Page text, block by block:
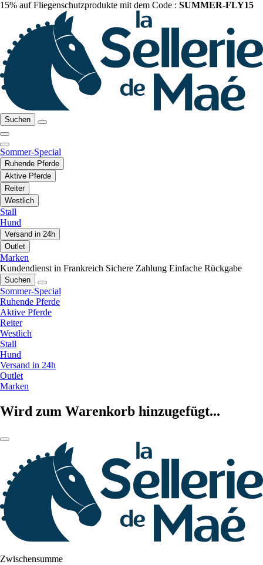
15% auf Fliegenschutzprodukte mit dem Code : SUMMER-FLY15
Suchen
Sommer-Special
Ruhende Pferde
Aktive Pferde
Reiter
Westlich
Stall
Hund
Versand in 24h
Outlet
Marken
Kundendienst in Frankreich Sichere Zahlung Einfache Rückgabe
Suchen
Sommer-Special
Ruhende Pferde
Aktive Pferde
Reiter
Westlich
Stall
Hund
Versand in 24h
Outlet
Marken
Wird zum Warenkorb hinzugefügt...
Zwischensumme